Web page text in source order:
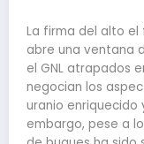
La firma del alto el
abre una ventana
el GNL atrapados
negocian los
uranio enriquecido
embargo, pese a